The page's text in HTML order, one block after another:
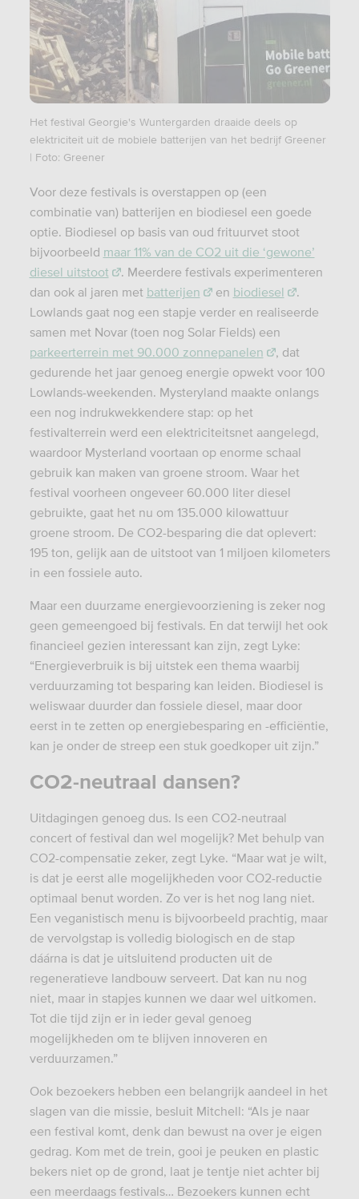
Het festival Georgie's Wuntergarden draaide deels op
elektriciteit uit de mobiele batterijen van het bedrijf Greener
| Foto: Greener
Voor deze festivals is overstappen op (een
combinatie van) batterijen en biodiesel een goede
optie. Biodiesel op basis van oud frituurvet stoot
bijvoorbeeld maar 11% van de CO2 uit die ‘gewone’
diesel uitstoot
. Meerdere festivals experimenteren
dan ook al jaren met batterijen en biodiesel
.
Lowlands gaat nog een stapje verder en realiseerde
samen met Novar (toen nog Solar Fields) een
parkeerterrein met 90.000 zonnepanelen
, dat
gedurende het jaar genoeg energie opwekt voor 100
Lowlands-weekenden. Mysteryland maakte onlangs
een nog indrukwekkendere stap: op het
festivalterrein werd een elektriciteitsnet aangelegd,
waardoor Mysterland voortaan op enorme schaal
gebruik kan maken van groene stroom. Waar het
festival voorheen ongeveer 60.000 liter diesel
gebruikte, gaat het nu om 135.000 kilowattuur
groene stroom. De CO2-besparing die dat oplevert:
195 ton, gelijk aan de uitstoot van 1 miljoen kilometers
in een fossiele auto.
Maar een duurzame energievoorziening is zeker nog
geen gemeengoed bij festivals. En dat terwijl het ook
financieel gezien interessant kan zijn, zegt Lyke:
“Energieverbruik is bij uitstek een thema waarbij
verduurzaming tot besparing kan leiden. Biodiesel is
weliswaar duurder dan fossiele diesel, maar door
eerst in te zetten op energiebesparing en -efficiëntie,
kan je onder de streep een stuk goedkoper uit zijn.”
CO2-neutraal dansen?
Uitdagingen genoeg dus. Is een CO2-neutraal
concert of festival dan wel mogelijk? Met behulp van
CO2-compensatie zeker, zegt Lyke. “Maar wat je wilt,
is dat je eerst alle mogelijkheden voor CO2-reductie
optimaal benut worden. Zo ver is het nog lang niet.
Een veganistisch menu is bijvoorbeeld prachtig, maar
de vervolgstap is volledig biologisch en de stap
dáárna is dat je uitsluitend producten uit de
regeneratieve landbouw serveert. Dat kan nu nog
niet, maar in stapjes kunnen we daar wel uitkomen.
Tot die tijd zijn er in ieder geval genoeg
mogelijkheden om te blijven innoveren en
verduurzamen.”
Ook bezoekers hebben een belangrijk aandeel in het
slagen van die missie, besluit Mitchell: “Als je naar
een festival komt, denk dan bewust na over je eigen
gedrag. Kom met de trein, gooi je peuken en plastic
bekers niet op de grond, laat je tentje niet achter bij
een meerdaags festivals… Bezoekers kunnen echt